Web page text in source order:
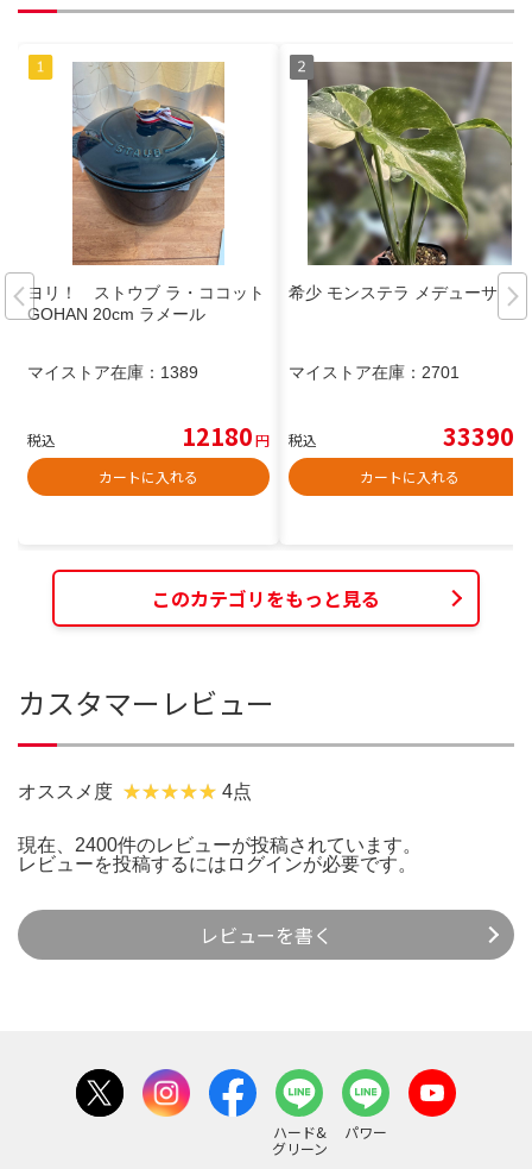
ヨリ！ ストウブ ラ・ココット
GOHAN 20cm ラメール
マイストア在庫： 1389
税込 12180円
カートに入れる
希少 モンステラ メデューサ
マイストア在庫： 2701
税込 33390
カートに入れる
このカテゴリをもっと見る
カスタマーレビュー
オススメ度 4点
現在、2400件のレビューが投稿されています。
レビューを投稿するには ログインが必要です。
レビューを書く
ハード&
グリーン
パワー